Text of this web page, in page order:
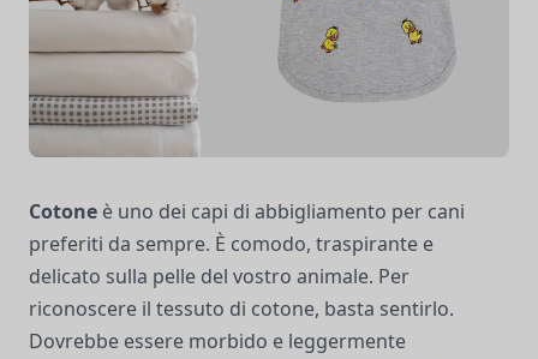
Cotone è uno dei capi di abbigliamento per cani
preferiti da sempre. È comodo, traspirante e
delicato sulla pelle del vostro animale. Per
riconoscere il tessuto di cotone, basta sentirlo.
Dovrebbe essere morbido e leggermente